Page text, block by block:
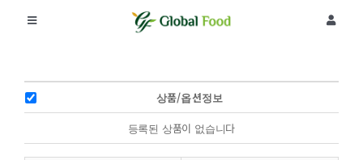
Toggle
제품
Toggle
회원가입
상품/옵션정보
등록된 상품이 없습니다